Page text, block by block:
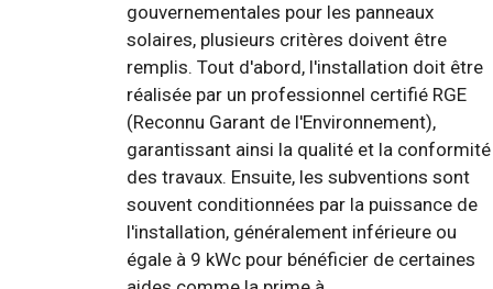
gouvernementales pour les panneaux
solaires, plusieurs critères doivent être
remplis. Tout d'abord, l'installation doit être
réalisée par un professionnel certifié RGE
(Reconnu Garant de l'Environnement),
garantissant ainsi la qualité et la conformité
des travaux. Ensuite, les subventions sont
souvent conditionnées par la puissance de
l'installation, généralement inférieure ou
égale à 9 kWc pour bénéficier de certaines